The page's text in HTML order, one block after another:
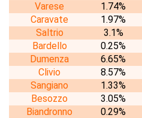
Varese
1.74%
Caravate
1.97%
Saltrio
3.1%
Bardello
0.25%
Dumenza
6.65%
Clivio
8.57%
Sangiano
1.33%
Besozzo
3.05%
Biandronno
0.29%